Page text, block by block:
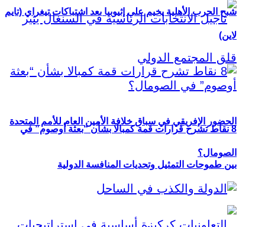
الحضور الإفريقي في سباق خلافة الأمين العام للأمم المتحدة
بين طموحات التمثيل وتحديات المنافسة الدولية
شبح الحرب الأهلية يخيم على إثيوبيا بعد اشتباكات تيغراي (تايم
لاين)
8 نقاط تشرح قرارات قمة كمبالا بشأن “بعثة أوصوم” في
الصومال؟